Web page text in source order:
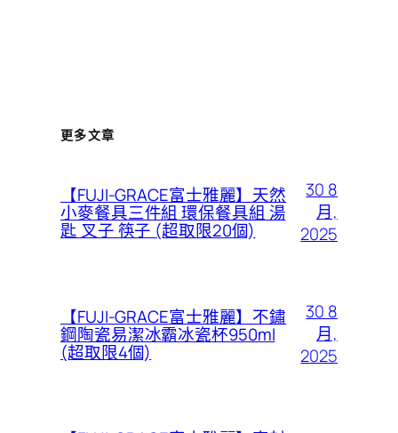
更多文章
【FUJI-GRACE富士雅麗】天然
小麥餐具三件組 環保餐具組 湯
匙 叉子 筷子 (超取限20個)
30 8
月,
2025
【FUJI-GRACE富士雅麗】不鏽
鋼陶瓷易潔冰霸冰瓷杯950ml
(超取限4個)
30 8
月,
2025